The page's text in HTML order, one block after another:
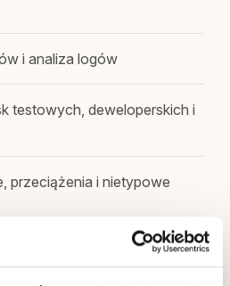
i analiza logów
testowych, deweloperskich i
przeciążenia i nietypowe